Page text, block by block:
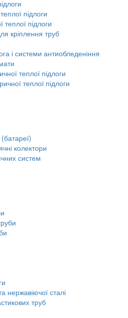
підлоги
підлоги
кріплення труб
і системи антиобледеніння
теплої підлоги
теплої підлоги
колектори
систем
нержавіючої сталі
труб